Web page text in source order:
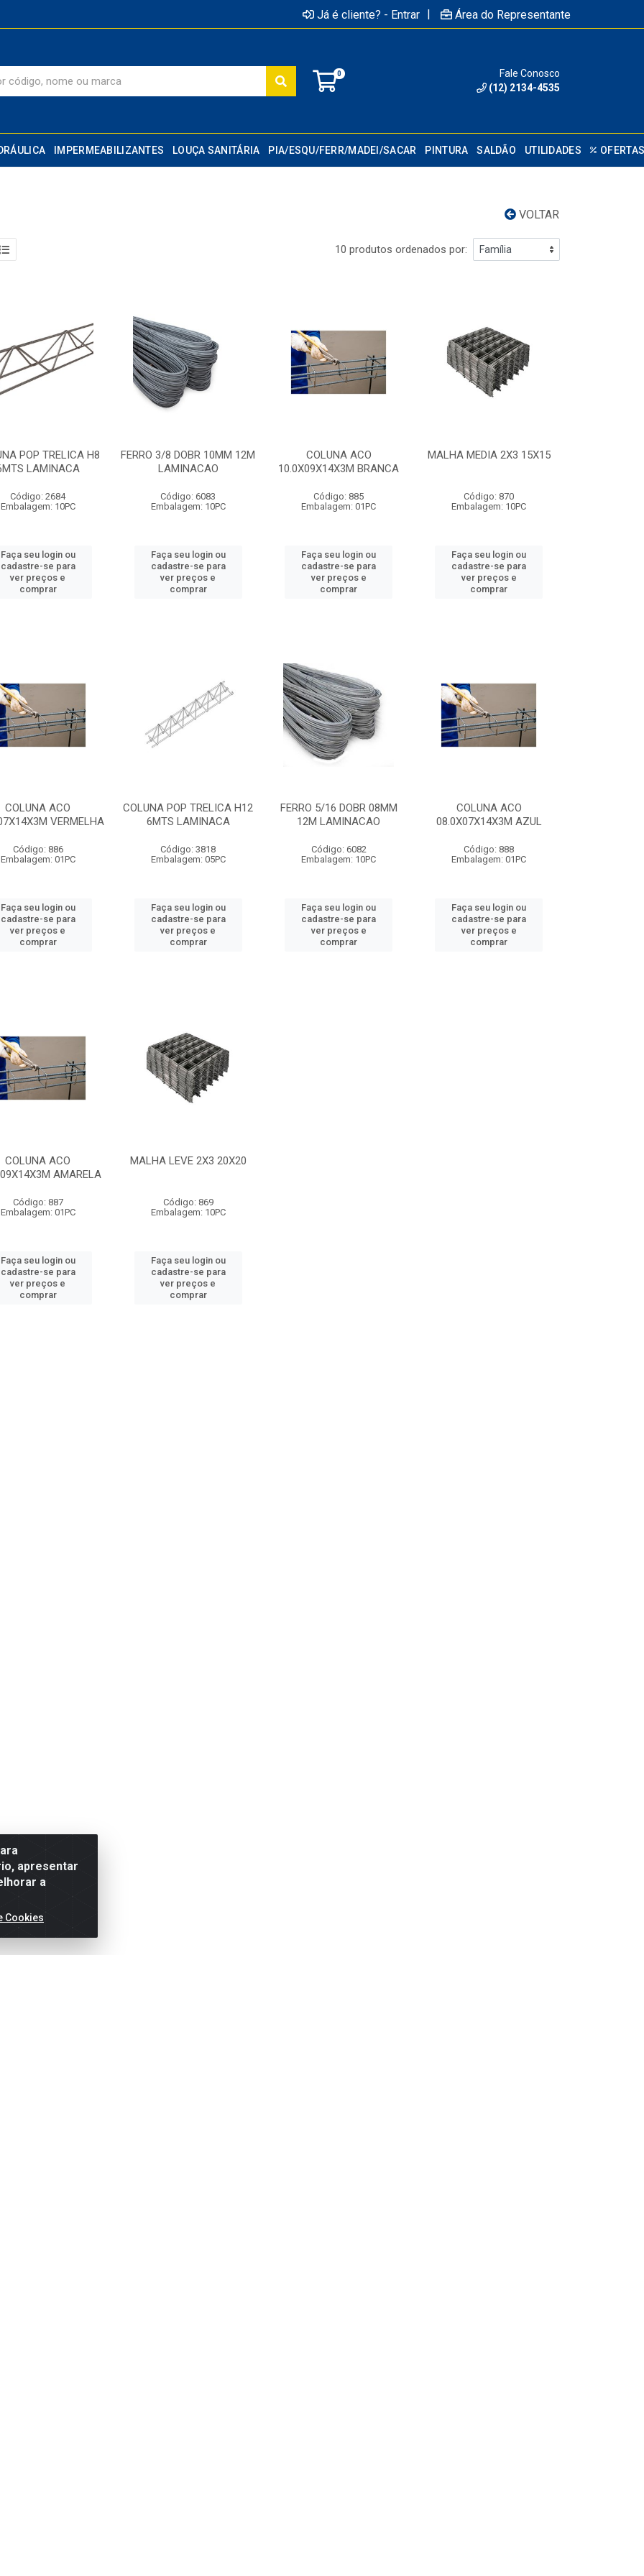
Já é cliente? - Entrar | Área do Representante
0
Fale Conosco
(12) 2134-4535
IMPERMEABILIZANTES LOUÇA SANITÁRIA PIA/ESQU/FERR/MADEI/SACAR PINTURA SALDÃO UTILIDADES
VOLTAR
10 produtos ordenados por:
POP TRELICA H8
LAMINACA
Código: 2684
Embalagem: 10PC
Faça seu login ou
cadastre-se para
ver preços e
comprar
FERRO 3/8 DOBR 10MM 12M
LAMINACAO
Código: 6083
Embalagem: 10PC
Faça seu login ou
cadastre-se para
ver preços e
comprar
COLUNA ACO
10.0X09X14X3M BRANCA
Código: 885
Embalagem: 01PC
Faça seu login ou
cadastre-se para
ver preços e
comprar
MALHA MEDIA 2X3 15X15
Código: 870
Embalagem: 10PC
Faça seu login ou
cadastre-se para
ver preços e
comprar
COLUNA ACO
VERMELHA
Código: 886
Embalagem: 01PC
Faça seu login ou
cadastre-se para
ver preços e
comprar
COLUNA POP TRELICA H12
6MTS LAMINACA
Código: 3818
Embalagem: 05PC
Faça seu login ou
cadastre-se para
ver preços e
comprar
FERRO 5/16 DOBR 08MM
12M LAMINACAO
Código: 6082
Embalagem: 10PC
Faça seu login ou
cadastre-se para
ver preços e
comprar
COLUNA ACO
08.0X07X14X3M AZUL
Código: 888
Embalagem: 01PC
Faça seu login ou
cadastre-se para
ver preços e
comprar
COLUNA ACO
AMARELA
Código: 887
Embalagem: 01PC
Faça seu login ou
cadastre-se para
ver preços e
comprar
MALHA LEVE 2X3 20X20
Código: 869
Embalagem: 10PC
Faça seu login ou
cadastre-se para
ver preços e
comprar
apresentar
a
Cookies